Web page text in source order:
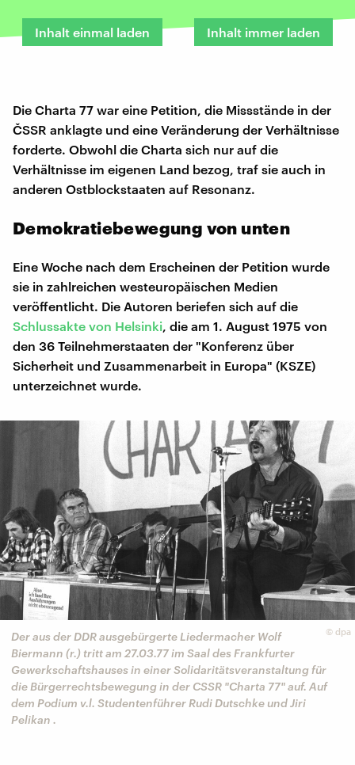
Inhalt einmal laden Inhalt immer laden
Die Charta 77 war eine Petition, die Missstände in der
ČSSR anklagte und eine Veränderung der Verhältnisse
forderte. Obwohl die Charta sich nur auf die
Verhältnisse im eigenen Land bezog, traf sie auch in
anderen Ostblockstaaten auf Resonanz.
Demokratiebewegung von unten
Eine Woche nach dem Erscheinen der Petition wurde
sie in zahlreichen westeuropäischen Medien
veröffentlicht. Die Autoren beriefen sich auf die
Schlussakte von Helsinki , die am 1. August 1975 von
den 36 Teilnehmerstaaten der "Konferenz über
Sicherheit und Zusammenarbeit in Europa" (KSZE)
unterzeichnet wurde.
© dpa
Der aus der DDR ausgebürgerte Liedermacher Wolf
Biermann (r.) tritt am 27.03.77 im Saal des Frankfurter
Gewerkschaftshauses in einer Solidaritätsveranstaltung für
die Bürgerrechtsbewegung in der CSSR "Charta 77" auf. Auf
dem Podium v.l. Studentenführer Rudi Dutschke und Jiri
Pelikan .